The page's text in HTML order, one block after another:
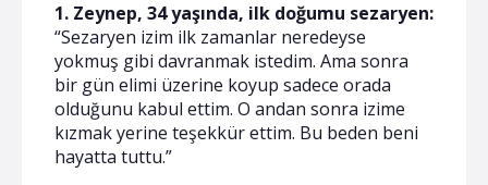
1. Zeynep, 34 yaşında, ilk doğumu sezaryen:
“Sezaryen izim ilk zamanlar neredeyse
yokmuş gibi davranmak istedim. Ama sonra
bir gün elimi üzerine koyup sadece orada
olduğunu kabul ettim. O andan sonra izime
kızmak yerine teşekkür ettim. Bu beden beni
hayatta tuttu.”